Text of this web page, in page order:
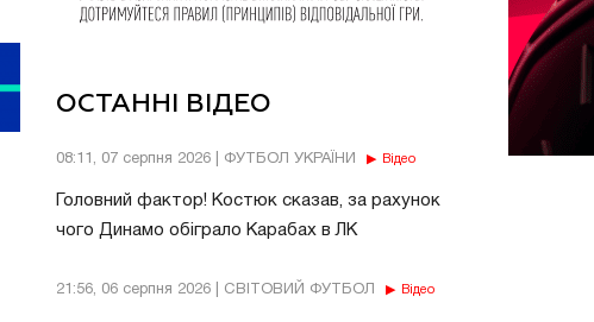
ОСТАННІ ВІДЕО
08:11, 07 серпня 2026 | ФУТБОЛ УКРАЇНИ Відео
Головний фактор! Костюк сказав, за рахунок
чого Динамо обіграло Карабах в ЛК
21:56, 06 серпня 2026 | СВІТОВИЙ ФУТБОЛ Відео